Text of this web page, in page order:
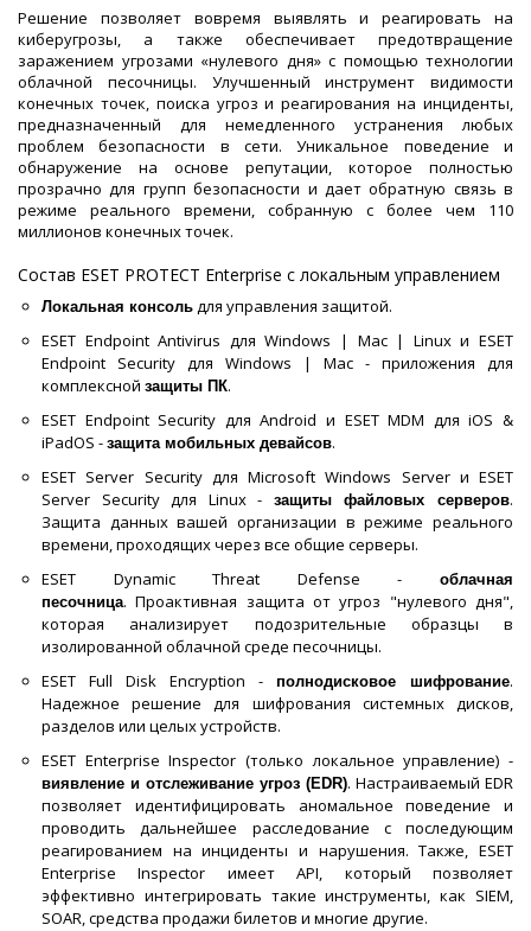
Решение позволяет вовремя выявлять и реагировать на
киберугрозы, а также обеспечивает предотвращение
заражением угрозами «нулевого дня» с помощью технологии
облачной песочницы. Улучшенный инструмент видимости
конечных точек, поиска угроз и реагирования на инциденты,
предназначенный для немедленного устранения любых
проблем безопасности в сети. Уникальное поведение и
обнаружение на основе репутации, которое полностью
прозрачно для групп безопасности и дает обратную связь в
режиме реального времени, собранную с более чем 110
миллионов конечных точек.
Состав ESET PROTECT Enterprise с локальным управлением
Локальная консоль для управления защитой.
ESET Endpoint Antivirus для Windows | Mac | Linux и ESET
Endpoint Security для Windows | Mac - приложения для
комплексной защиты ПК.
ESET Endpoint Security для Android и ESET MDM для iOS &
iPadOS - защита мобильных девайсов.
ESET Server Security для Microsoft Windows Server и ESET
Server Security для Linux -
защиты файловых серверов.
Защита данных вашей организации в режиме реального
времени, проходящих через все общие серверы.
ESET Dynamic Threat Defense - облачная
песочница. Проактивная защита от угроз "нулевого дня",
которая анализирует подозрительные образцы в
изолированной облачной среде песочницы.
ESET Full Disk Encryption - полнодисковое шифрование.
Надежное решение для шифрования системных дисков,
разделов или целых устройств.
ESET Enterprise Inspector (только локальное управление) -
виявление и отслеживание угроз (EDR). Настраиваемый EDR
позволяет идентифицировать аномальное поведение и
проводить дальнейшее расследование с последующим
реагированием на инциденты и нарушения. Также, ESET
Enterprise Inspector имеет API, который позволяет
эффективно интегрировать такие инструменты, как SIEM,
SOAR, средства продажи билетов и многие другие.